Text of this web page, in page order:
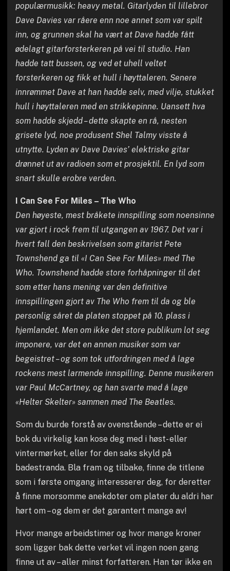
populærmusikk: heavy metal. Gitarlyden til lillebror
Dave Davies var råere enn noe annet som var spilt
inn, og grunnen skal ha vært at Dave hadde fått
ødelagt gitarforsterkeren på vei til studio. Han
hadde tatt bussen, og ved et uhell veltet
forsterkeren og fikk et hull i høyttaleren. Senere
innrømmet Dave at han hadde selv, med vilje, stukket
hull i høyttaleren med en strikkepinne. Uansett hva
som hadde skjedd – dette skapte en rå, nesten
grisete lyd, noe produsent Shel Talmy visste å
utnytte. Lyden av Dave Davies’ elektriske gitar
drønnet ut av radioen som et prosjektil. En lyd som
snart skulle erobre verden.
I Can See For Miles – The Who
Den høyeste, mest bråkete innspilling som noensinne
var gjort i rock frem til utgangen av 1967. Det var i
hvert fall den beskrivelsen som gitarist Pete
Townshend ga til «I Can See For Miles» med The
Who. Townshend hadde store forhåpninger til det
som etter hans mening var den definitive
innspillingen gjort av The Who frem til da og ble
personlig såret da platen stoppet på 10. plass i
hjemlandet. Men om ikke det store publikum lot seg
imponere, var det en annen musiker som var
begeistret – og som tok utfordringen med å lage
rockens mest larmende innspilling. Denne musikeren
var Paul McCartney, og han svarte med å lage
«Helter Skelter» sammen med The Beatles.
Som du burde forstå av ovenstående – dette er ei
bok du virkelig kan kose deg med i høst- eller
vintermørket, eller for den saks skyld på
badestranda. Bla fram og tilbake, finne de titlene
som i første omgang interesserer deg, for deretter
å finne morsomme anekdoter om plater du aldri har
hørt om – og dem er det garantert mange av!
Hvor mange arbeidstimer og hvor mange kroner
som ligger bak dette verket vil ingen noen gang
finne ut av – aller minst forfatteren. Han tør ikke en